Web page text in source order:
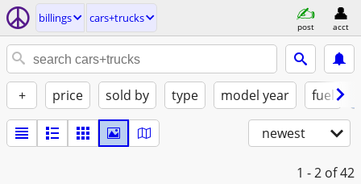
billings cars+trucks
post acct
+ price sold by type model year fuel
newest
1 - 2 of 42